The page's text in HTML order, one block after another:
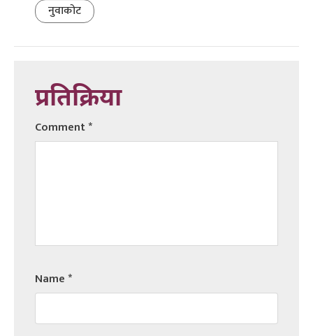
नुवाकोट
प्रतिक्रिया
Comment*
Name*